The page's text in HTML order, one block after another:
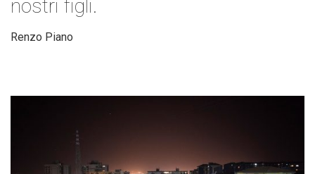
nostri figli.
Renzo Piano